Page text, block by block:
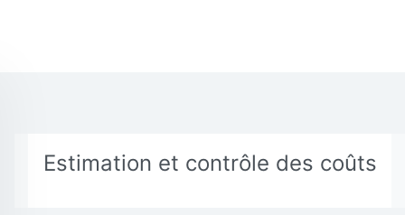
Estimation et contrôle des coûts